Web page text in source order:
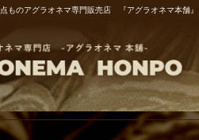
ものアグラオネマ専門販売店 『アグラオネマ本舗